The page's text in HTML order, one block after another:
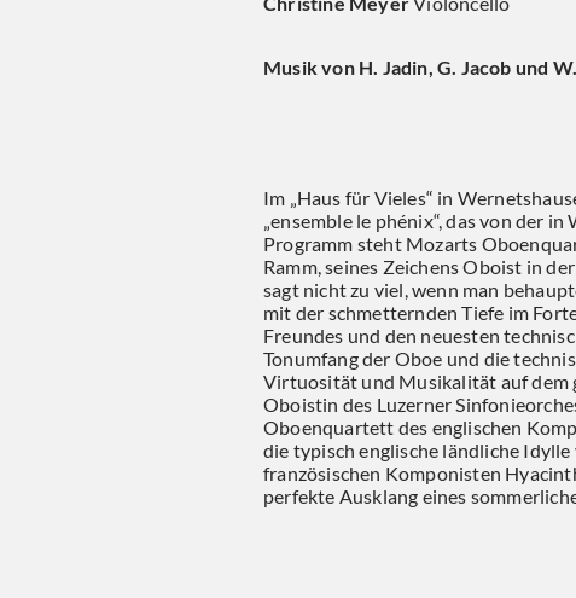
Musik von H. Jadin, G. Jacob und
Im „Haus für Vieles“ in
„ensemble le phénix“, das von der
Programm steht Mozarts
Ramm, seines Zeichens Oboist in
sagt nicht zu viel, wenn man
mit der schmetternden Tiefe im
Freundes und den neuesten
Tonumfang der Oboe und die
Virtuosität und Musikalität auf dem
Oboistin des Luzerner
Oboenquartett des englischen
die typisch englische ländliche
französischen Komponisten
perfekte Ausklang eines